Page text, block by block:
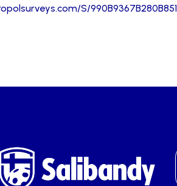
S/990B9367B280B851